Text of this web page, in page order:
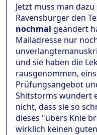
Jetzt muss man dazu
Ravensburger den
nochmal geändert
Mailadresse nur
und sie haben die
rausgenommen,
Prüfungsangebot
Shitstorms wundert
nicht, dass sie so
dieses "übers Knie
wirklich keinen